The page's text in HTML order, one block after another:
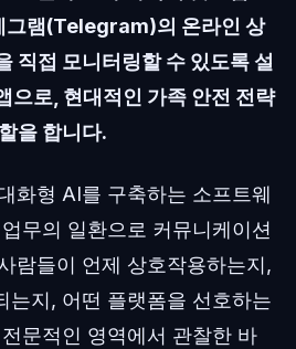
램(Telegram)의 온라인 상
직접 모니터링할 수 있도록 설
으로, 현대적인 가족 안전 전략
을 합니다.
화형 AI를 구축하는 소프트웨
무의 일환으로 커뮤니케이션
람들이 언제 상호작용하는지,
는지, 어떤 플랫폼을 선호하는
문적인 영역에서 관찰한 바